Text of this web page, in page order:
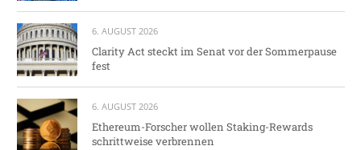
6. AUGUST 2026
Clarity Act steckt im Senat vor der Sommerpause
fest
6. AUGUST 2026
Ethereum-Forscher wollen Staking-Rewards
schrittweise verbrennen